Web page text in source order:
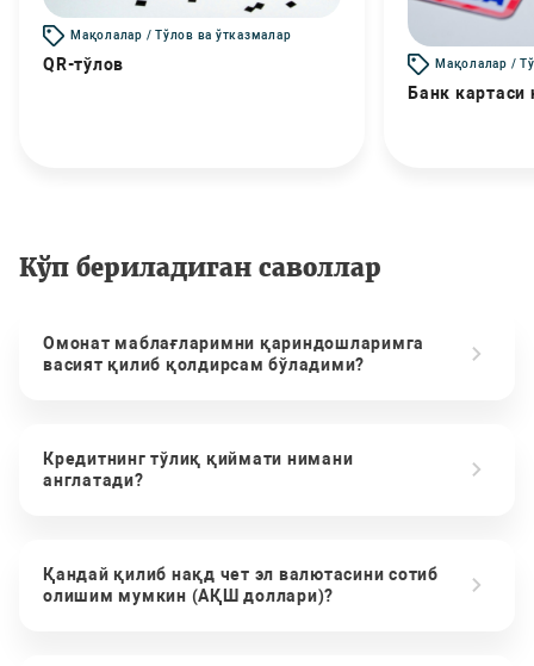
Мақолалар / Тўлов ва ўтказмалар
QR-тўлов Мақолалар /
Банк картаси
Кўп бериладиган саволлар
Омонат маблағларимни қариндошларимга
васият қилиб қолдирсам бўладими?
Кредитнинг тўлиқ қиймати нимани
англатади?
Қандай қилиб нақд чет эл валютасини сотиб
олишим мумкин (АҚШ доллари)?